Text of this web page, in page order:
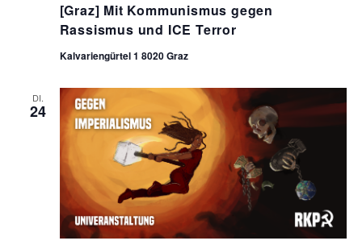
[Graz] Mit Kommunismus gegen
Rassismus und ICE Terror
Kalvariengürtel 1 8020 Graz
DI.
24